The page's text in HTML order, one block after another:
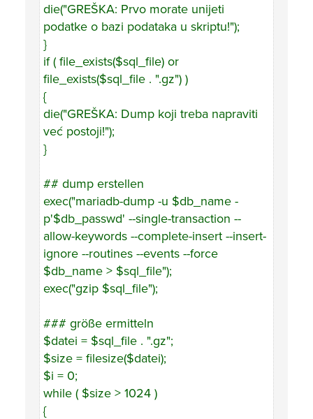
die("GREŠKA: Prvo morate unijeti
podatke o bazi podataka u skriptu!");
}
if ( file_exists($sql_file) or
file_exists($sql_file . ".gz") )
{
die("GREŠKA: Dump koji treba napraviti
već postoji!");
}
## dump erstellen
exec("mariadb-dump -u $db_name -
p'$db_passwd' --single-transaction --
allow-keywords --complete-insert --insert-
ignore --routines --events --force
$db_name > $sql_file");
exec("gzip $sql_file");
### größe ermitteln
$datei = $sql_file . ".gz";
$size = filesize($datei);
$i = 0;
while ( $size > 1024 )
{